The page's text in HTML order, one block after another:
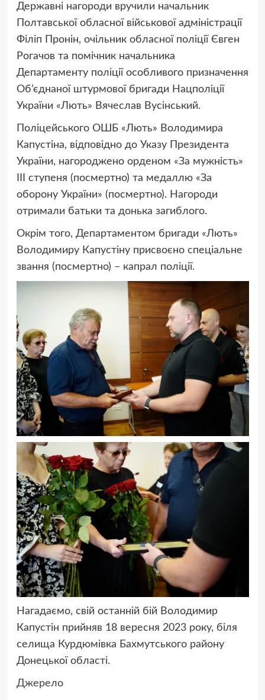
Державні нагороди вручили начальник
Полтавської обласної військової адміністрації
Філіп Пронін, очільник обласної поліції Євген
Рогачов та помічник начальника
Департаменту поліції особливого призначення
Об’єднаної штурмової бригади Нацполіції
України «Лють» Вячеслав Вусінський.
Поліцейського ОШБ «Лють» Володимира
Капустіна, відповідно до Указу Президента
України, нагороджено орденом «За мужність»
ІІІ ступеня (посмертно) та медаллю «За
оборону України» (посмертно). Нагороди
отримали батьки та донька загиблого.
Окрім того, Департаментом бригади «Лють»
Володимиру Капустіну присвоєно спеціальне
звання (посмертно) – капрал поліції.
Нагадаємо, свій останній бій Володимир
Капустін прийняв 18 вересня 2023 року, біля
селища Курдюмівка Бахмутського району
Донецької області.
Джерело